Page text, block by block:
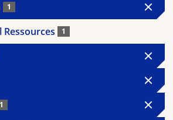
1
1
1